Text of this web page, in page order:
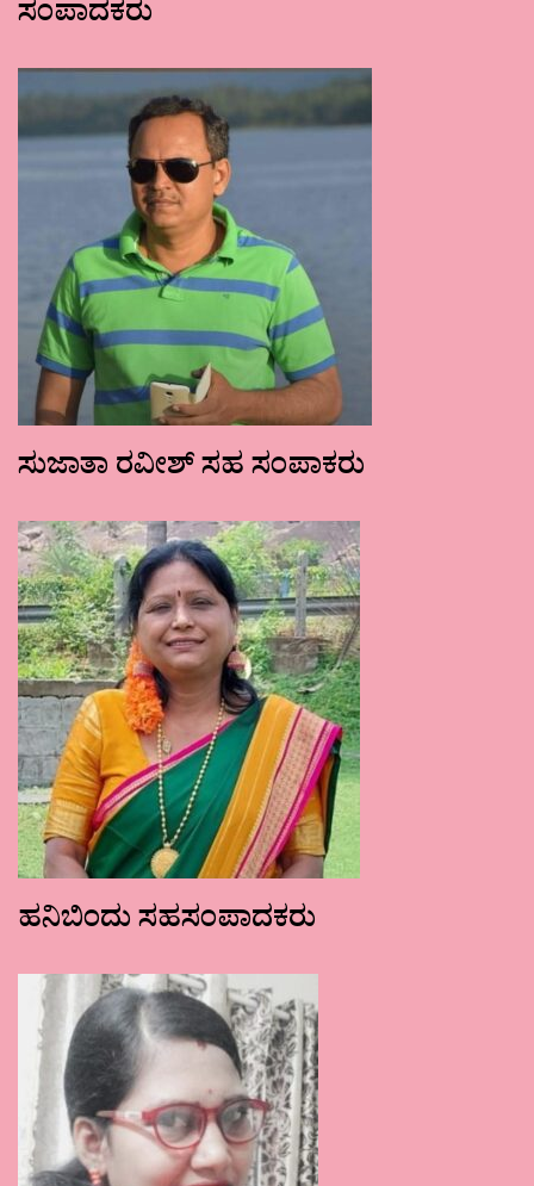
ಸಂಪಾದಕರು
ಸುಜಾತಾ ರವೀಶ್ ಸಹ ಸಂಪಾಕರು
ಹನಿಬಿಂದು ಸಹಸಂಪಾದಕರು